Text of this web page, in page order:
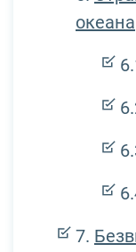
океана